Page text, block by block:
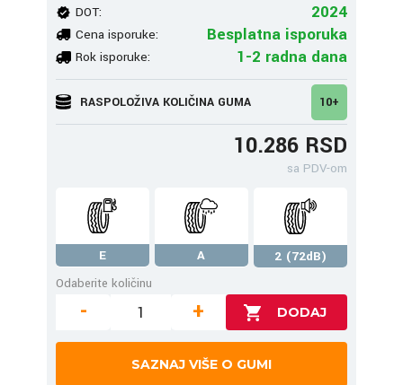
DOT: 2024
Cena isporuke: Besplatna isporuka
Rok isporuke: 1-2 radna dana
RASPOLOŽIVA KOLIČINA GUMA 10+
10.286 RSD
sa PDV-om
E A
2 (72dB)
Odaberite količinu
- +
SAZNAJ VIŠE O GUMI